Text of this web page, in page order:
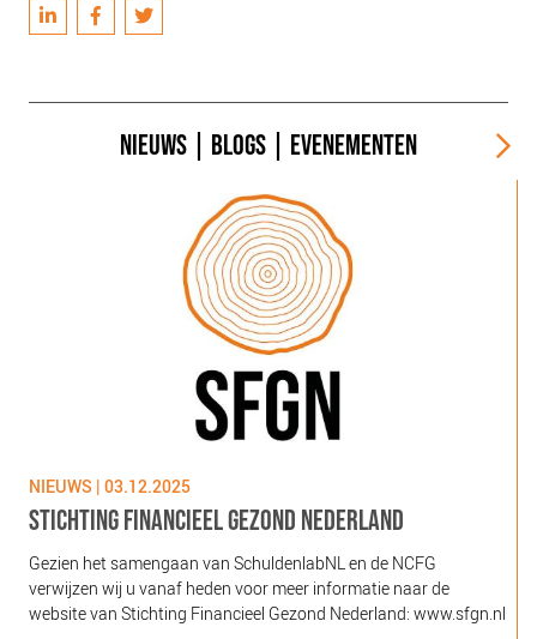
NIEUWS BLOGS EVENEMENTEN
NIEUWS | 03.12.2025
STICHTING FINANCIEEL GEZOND NEDERLAND
Gezien het samengaan van SchuldenlabNL en de NCFG
verwijzen wij u vanaf heden voor meer informatie naar de
website van Stichting Financieel Gezond Nederland: www.sfgn.nl